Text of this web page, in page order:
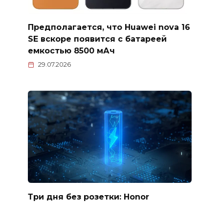
Предполагается, что Huawei nova 16
SE вскоре появится с батареей
емкостью 8500 мАч
29.07.2026
Три дня без розетки: Honor